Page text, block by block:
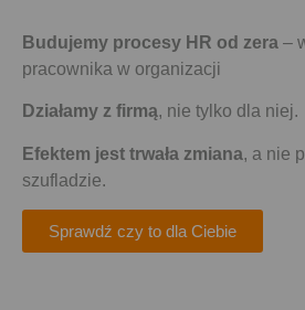
Budujemy procesy HR od zera –
pracownika w organizacji
Działamy z firmą, nie tylko dla niej.
Efektem jest trwała zmiana, a nie
szufladzie.
Sprawdź czy to dla Ciebie